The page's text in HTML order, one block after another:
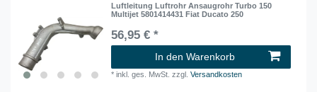
Luftleitung Luftrohr Ansaugrohr Turbo 150
Multijet 5801414431 Fiat Ducato 250
56,95 € *
In den Warenkorb
*inkl. ges. MwSt. zzgl.Versandkosten